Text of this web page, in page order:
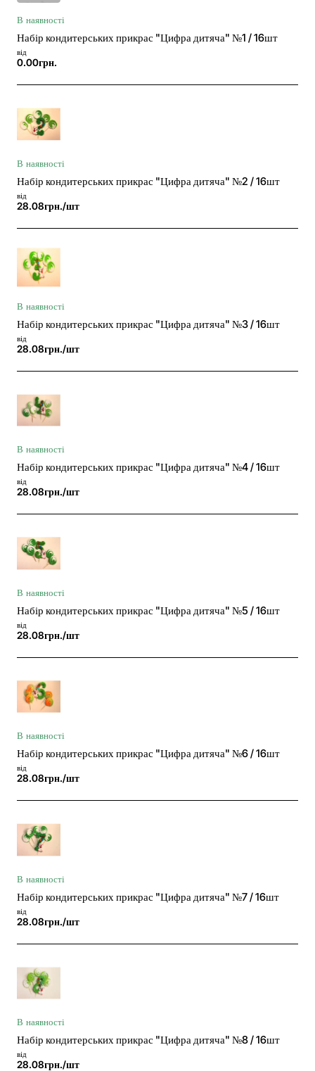
В наявності
Набір кондитерських прикрас "Цифра дитяча" №1 / 16шт
від
0.00грн.
В наявності
Набір кондитерських прикрас "Цифра дитяча" №2 / 16шт
від
28.08грн./шт
В наявності
Набір кондитерських прикрас "Цифра дитяча" №3 / 16шт
від
28.08грн./шт
В наявності
Набір кондитерських прикрас "Цифра дитяча" №4 / 16шт
від
28.08грн./шт
В наявності
Набір кондитерських прикрас "Цифра дитяча" №5 / 16шт
від
28.08грн./шт
В наявності
Набір кондитерських прикрас "Цифра дитяча" №6 / 16шт
від
28.08грн./шт
В наявності
Набір кондитерських прикрас "Цифра дитяча" №7 / 16шт
від
28.08грн./шт
В наявності
Набір кондитерських прикрас "Цифра дитяча" №8 / 16шт
від
28.08грн./шт